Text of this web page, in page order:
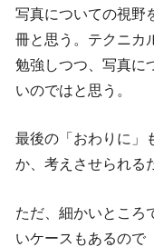
写真についての視野
冊と思う。テクニカ
勉強しつつ、写真に
いのではと思う。
最後の「おわりに」
か、考えさせられる
ただ、細かいところ
いケースもあるので